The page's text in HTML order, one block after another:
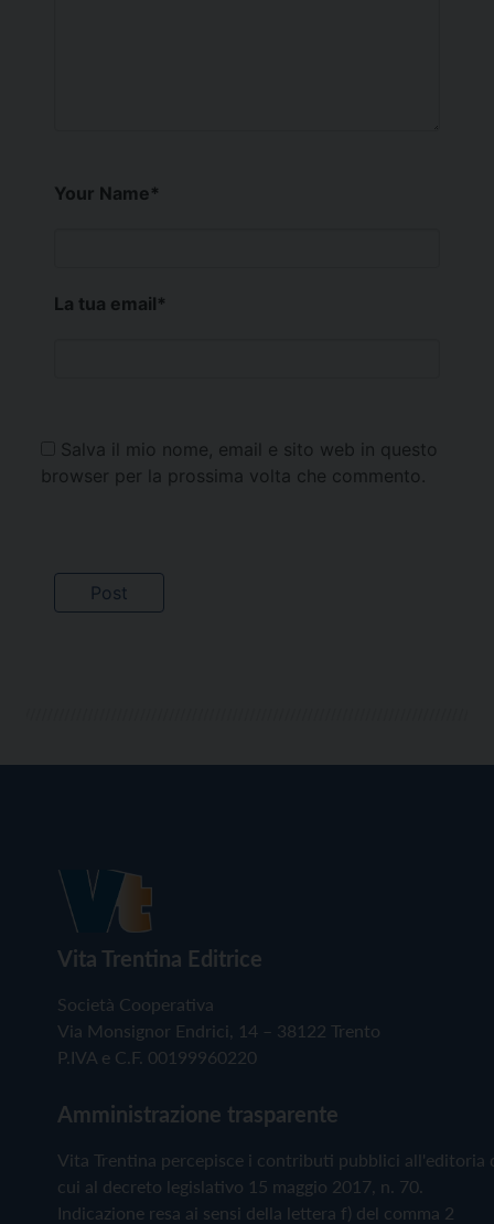
Your Name*
La tua email*
Salva il mio nome, email e sito web in questo
browser per la prossima volta che commento.
Vita Trentina Editrice
Società Cooperativa
Via Monsignor Endrici, 14 – 38122 Trento
P.IVA e C.F. 00199960220
Amministrazione trasparente
Vita Trentina percepisce i contributi pubblici all'editoria
cui al decreto legislativo 15 maggio 2017, n. 70.
Indicazione resa ai sensi della lettera f) del comma 2